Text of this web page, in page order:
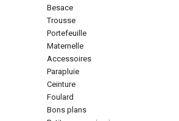
besace
trousse
portefeuille
maternelle
accessoires
parapluie
ceinture
foulard
bons plans